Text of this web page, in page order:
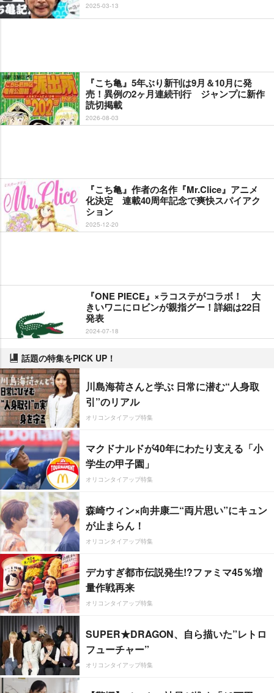
2025-03-13
『こち亀』5年ぶり新刊は9月＆10月に発
売！異例の2ヶ月連続刊行 ジャンプに新作
読切掲載
2026-08-03
『こち亀』作者の名作『Mr.Clice』アニメ
化決定 連載40周年記念で爽快スパイアク
ション
2025-12-20
『ONE PIECE』×ラコステがコラボ！ 大
きいワニにロビンが親指グー！詳細は22日
発表
2024-07-18
話題の特集をPICK UP！
川島海荷さんと学ぶ 日常に潜む“人身取
引”のリアル
オリコンタイアップ特集
マクドナルドが40年にわたり支える「小
学生の甲子園」
オリコンタイアップ特集
森崎ウィン×向井康二“両片思い”にキュン
が止まらん！
オリコンタイアップ特集
デカすぎ都市伝説発生!?ファミマ45％増
量作戦再来
オリコンタイアップ特集
SUPER★DRAGON、自ら描いた”レトロ
フューチャー”
オリコンタイアップ特集